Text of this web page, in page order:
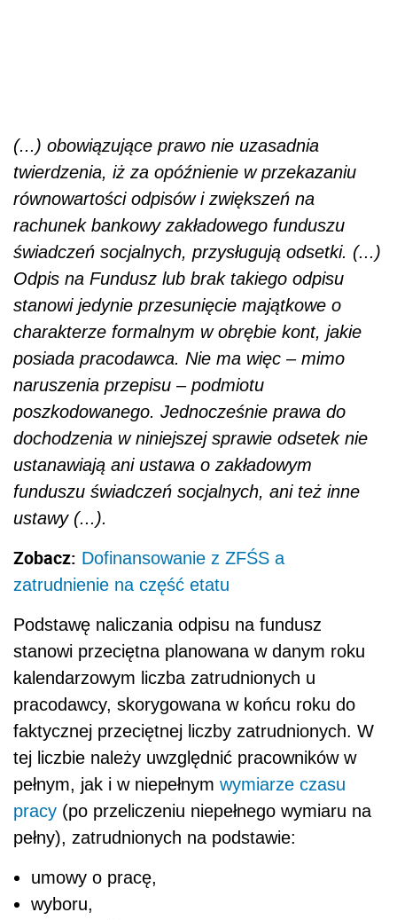
(...) obowiązujące prawo nie uzasadnia
twierdzenia, iż za opóźnienie w przekazaniu
równowartości odpisów i zwiększeń na
rachunek bankowy zakładowego funduszu
świadczeń socjalnych, przysługują odsetki. (...)
Odpis na Fundusz lub brak takiego odpisu
stanowi jedynie przesunięcie majątkowe o
charakterze formalnym w obrębie kont, jakie
posiada pracodawca. Nie ma więc – mimo
naruszenia przepisu – podmiotu
poszkodowanego. Jednocześnie prawa do
dochodzenia w niniejszej sprawie odsetek nie
ustanawiają ani ustawa o zakładowym
funduszu świadczeń socjalnych, ani też inne
ustawy (...).
Zobacz: Dofinansowanie z ZFŚS a
zatrudnienie na część etatu
Podstawę naliczania odpisu na fundusz
stanowi przeciętna planowana w danym roku
kalendarzowym liczba zatrudnionych u
pracodawcy, skorygowana w końcu roku do
faktycznej przeciętnej liczby zatrudnionych. W
tej liczbie należy uwzględnić pracowników w
pełnym, jak i w niepełnym wymiarze czasu
pracy (po przeliczeniu niepełnego wymiaru na
pełny), zatrudnionych na podstawie:
umowy o pracę,
wyboru,